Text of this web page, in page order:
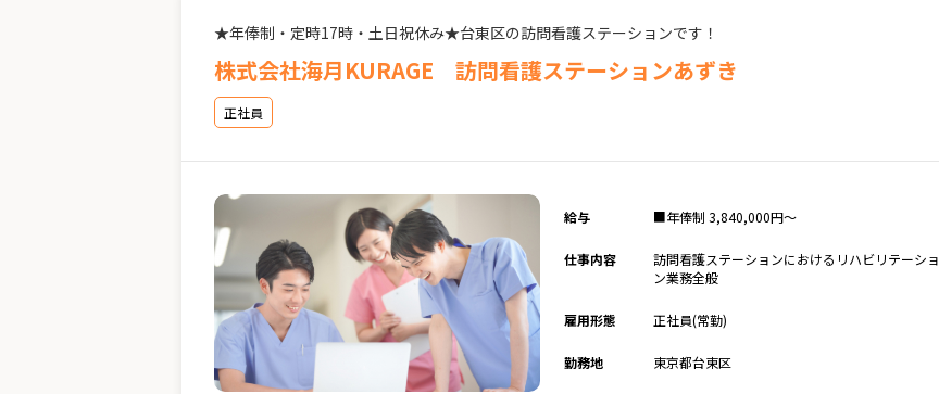
★年俸制・定時17時・土日祝休み★台東区の訪問看護ステーションです！
株式会社海月KURAGE 訪問看護ステーションあずき
正社員
給与 ■年俸制 3,840,000円～
仕事内容
訪問看護ステーションにおけるリハビリテーショ
ン業務全般
雇用形態 正社員(常勤)
勤務地 東京都台東区